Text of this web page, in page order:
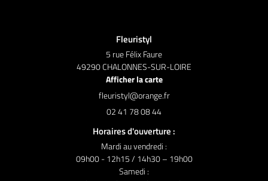
Fleuristyl
5 rue Félix Faure
49290 CHALONNES-SUR-LOIRE
Afficher la carte
02 41 78 08 44
Horaires d'ouverture :
Mardi au vendredi :
09h00 - 12h15 / 14h30 – 19h00
Samedi :